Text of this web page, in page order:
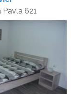
Pavla 621